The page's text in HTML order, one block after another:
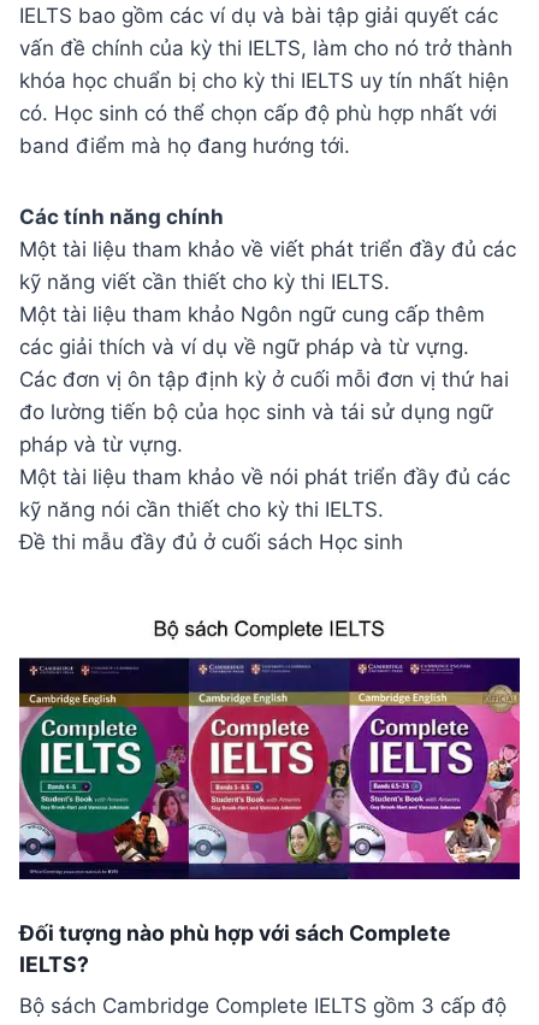
IELTS bao gồm các ví dụ và bài tập giải quyết các
vấn đề chính của kỳ thi IELTS, làm cho nó trở thành
khóa học chuẩn bị cho kỳ thi IELTS uy tín nhất hiện
có. Học sinh có thể chọn cấp độ phù hợp nhất với
band điểm mà họ đang hướng tới.
Các tính năng chính
Một tài liệu tham khảo về viết phát triển đầy đủ các
kỹ năng viết cần thiết cho kỳ thi IELTS.
Một tài liệu tham khảo Ngôn ngữ cung cấp thêm
các giải thích và ví dụ về ngữ pháp và từ vựng.
Các đơn vị ôn tập định kỳ ở cuối mỗi đơn vị thứ hai
đo lường tiến bộ của học sinh và tái sử dụng ngữ
pháp và từ vựng.
Một tài liệu tham khảo về nói phát triển đầy đủ các
kỹ năng nói cần thiết cho kỳ thi IELTS.
Đề thi mẫu đầy đủ ở cuối sách Học sinh
Đối tượng nào phù hợp với sách Complete
IELTS?
Bộ sách Cambridge Complete IELTS gồm 3 cấp độ